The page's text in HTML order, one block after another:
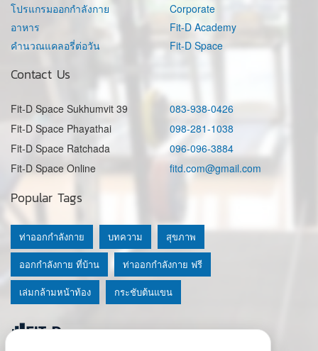
โปรแกรมออกกำลังกาย
อาหาร
คำนวณแคลอรี่ต่อวัน
Corporate
Fit-D Academy
Fit-D Space
Contact Us
Fit-D Space Sukhumvit 39
083-938-0426
Fit-D Space Phayathai
098-281-1038
Fit-D Space Ratchada
096-096-3884
Fit-D Space Online
fitd.com@gmail.com
Popular Tags
ท่าออกกำลังกาย บทความ สุขภาพ
ออกกำลังกาย ที่บ้าน ท่าออกกำลังกาย ฟรี
เล่มกล้ามหน้าท้อง กระชับต้นแขน